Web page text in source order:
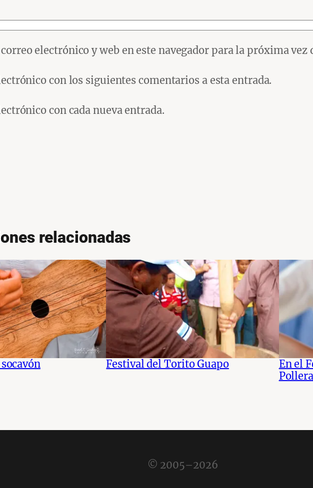
electrónico y web en este navegador para la próxima vez
con los siguientes comentarios a esta entrada.
con cada nueva entrada.
relacionadas
Festival del Torito Guapo
En el
Pollera
© 2005–2026